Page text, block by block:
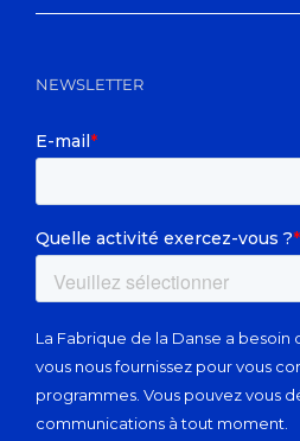
NEWSLETTER